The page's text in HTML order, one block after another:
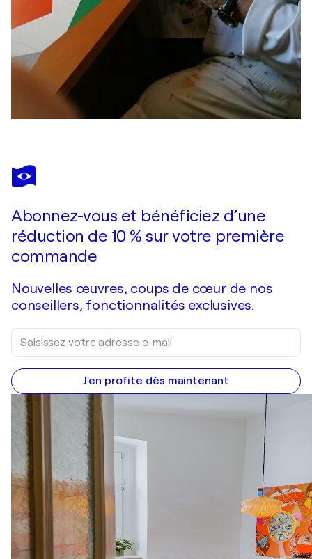
Abonnez-vous et bénéficiez d’une
réduction de 10 % sur votre première
commande
Nouvelles œuvres, coups de cœur de nos
conseillers, fonctionnalités exclusives.
J'en profite dès maintenant